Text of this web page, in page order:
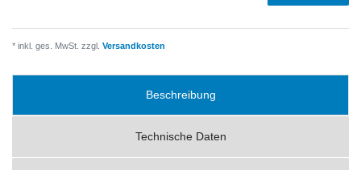
* inkl. ges. MwSt. zzgl. Versandkosten
Beschreibung
Technische Daten